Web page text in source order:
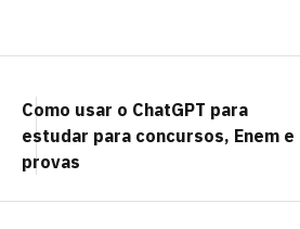
Como usar o ChatGPT para
estudar para concursos, Enem e
provas